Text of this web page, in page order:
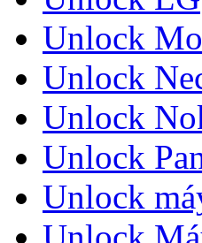
Unlock
Unlock
Unlock
Unlock
Unlock